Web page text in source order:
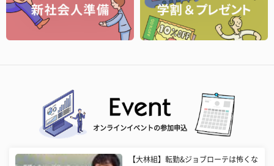
オンラインイベントの参加申込
【大林組】転勤&ジョブローテは怖くな